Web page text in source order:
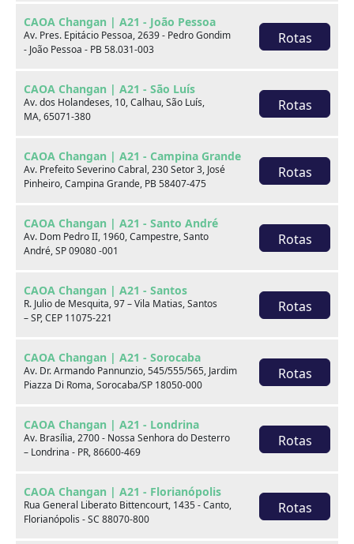
CAOA Changan | A21 - João Pessoa
Av. Pres. Epitácio Pessoa, 2639 - Pedro Gondim
- João Pessoa - PB 58.031-003
Rotas
CAOA Changan | A21 - São Luís
Av. dos Holandeses, 10, Calhau, São Luís,
MA, 65071-380
Rotas
CAOA Changan | A21 - Campina Grande
Av. Prefeito Severino Cabral, 230 Setor 3, José
Pinheiro, Campina Grande, PB 58407-475
Rotas
CAOA Changan | A21 - Santo André
Av. Dom Pedro II, 1960, Campestre, Santo
André, SP 09080 -001
Rotas
CAOA Changan | A21 - Santos
R. Julio de Mesquita, 97 – Vila Matias, Santos
– SP, CEP 11075-221
Rotas
CAOA Changan | A21 - Sorocaba
Av. Dr. Armando Pannunzio, 545/555/565, Jardim
Piazza Di Roma, Sorocaba/SP 18050-000
Rotas
CAOA Changan | A21 - Londrina
Av. Brasília, 2700 - Nossa Senhora do Desterro
– Londrina - PR, 86600-469
Rotas
CAOA Changan | A21 - Florianópolis
Rua General Liberato Bittencourt, 1435 - Canto,
Florianópolis - SC 88070-800
Rotas
xxxxxx/xxxxxx
xxxxxx/xxxxxx
xxx
Consulte por marca
Destaques